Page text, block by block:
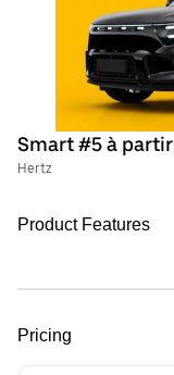
Smart #5 à
Hertz
Product Features
Pricing